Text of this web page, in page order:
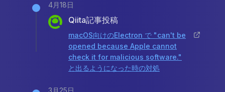
4月18日
Qiita記事投稿
macOS向けのElectron で "can't be
opened because Apple cannot
check it for malicious software."
と出るようになった時の対処
3月25日